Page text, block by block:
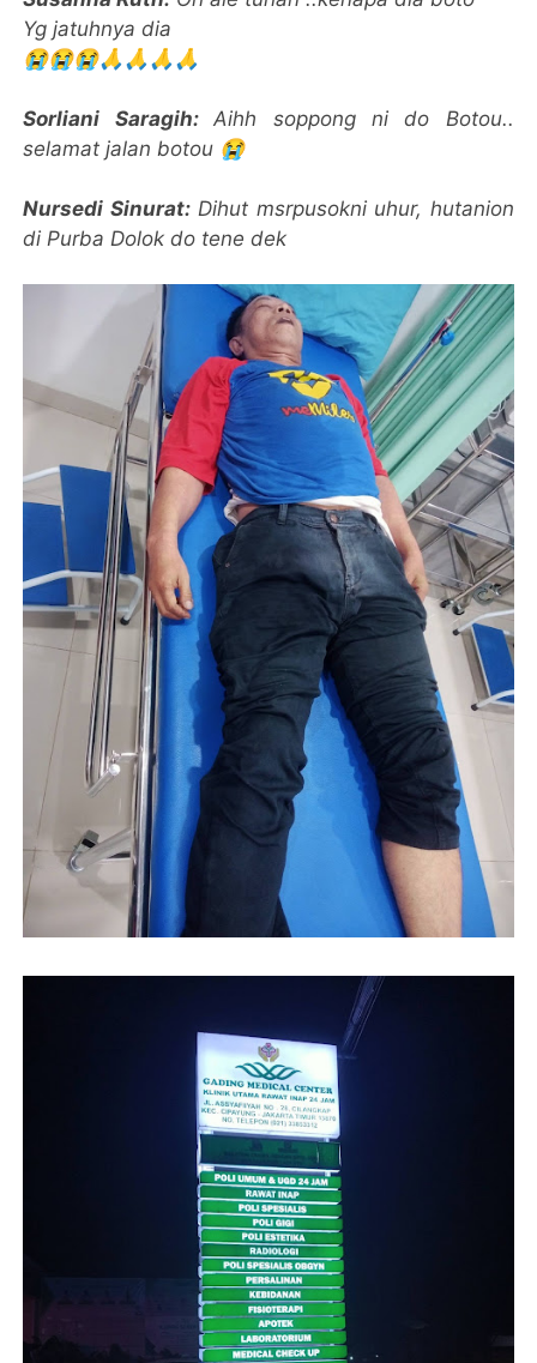
Yg jatuhnya dia
😭😭😭🙏🙏🙏🙏
Sorliani Saragih:Aihh soppong ni do Botou..
selamat jalan botou 😭
Nursedi Sinurat:Dihut msrpusokni uhur, hutanion
di Purba Dolok do tene dek